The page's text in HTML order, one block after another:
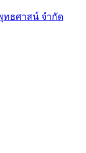
ทธศาสน์ จำกัด